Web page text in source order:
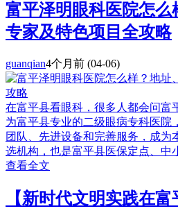
富平泽明眼科医院怎么
专家及特色项目全攻略
guanqian4个月前 (04-06)
在富平县看眼科，很多人都会问富
为富平县专业的二级眼病专科医院
团队、先进设备和完善服务，成为
选机构，也是富平县医保定点、中
查看全文
【新时代文明实践在